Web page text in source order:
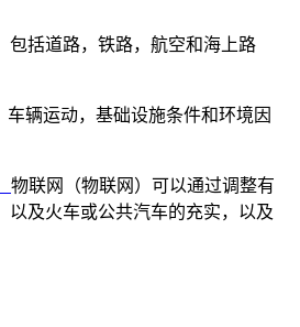
包括道路，铁路，航空和海上路
辆运动，基础设施条件和环境因
物联网（物联网）可以通过调整有
及火车或公共汽车的充实，以及